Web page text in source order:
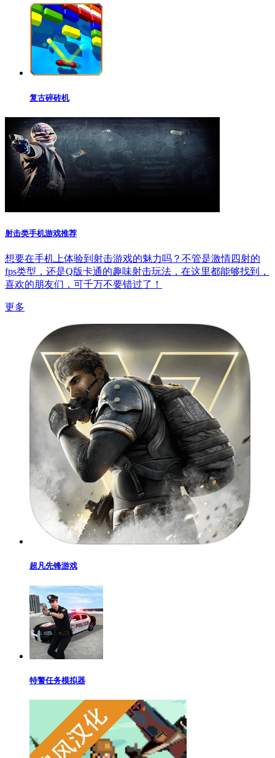
复古碎砖机
射击类手机游戏推荐
想要在手机上体验到射击游戏的魅力吗？不管是激情四射的
fps类型，还是Q版卡通的趣味射击玩法，在这里都能够找到，
喜欢的朋友们，可千万不要错过了！
更多
超凡先锋游戏
特警任务模拟器